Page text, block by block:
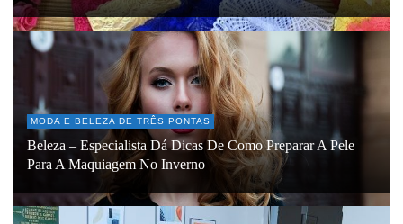
MODA E BELEZA DE TRÊS PONTAS
Beleza – Especialista Dá Dicas De Como Preparar A Pele
Para A Maquiagem No Inverno